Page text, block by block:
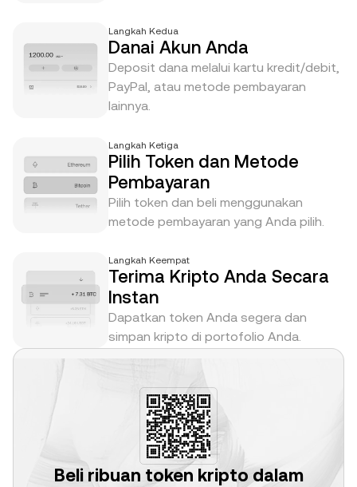
Langkah Kedua
Danai Akun Anda
Deposit dana melalui kartu kredit/debit,
PayPal, atau metode pembayaran
lainnya.
Langkah Ketiga
Pilih Token dan Metode
Pembayaran
Pilih token dan beli menggunakan
metode pembayaran yang Anda pilih.
Langkah Keempat
Terima Kripto Anda Secara
Instan
Dapatkan token Anda segera dan
simpan kripto di portofolio Anda.
Beli ribuan token kripto dalam